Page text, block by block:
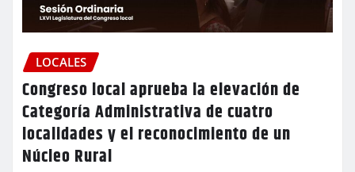
LOCALES
Congreso local aprueba la elevación de
Categoría Administrativa de cuatro
localidades y el reconocimiento de un
Núcleo Rural